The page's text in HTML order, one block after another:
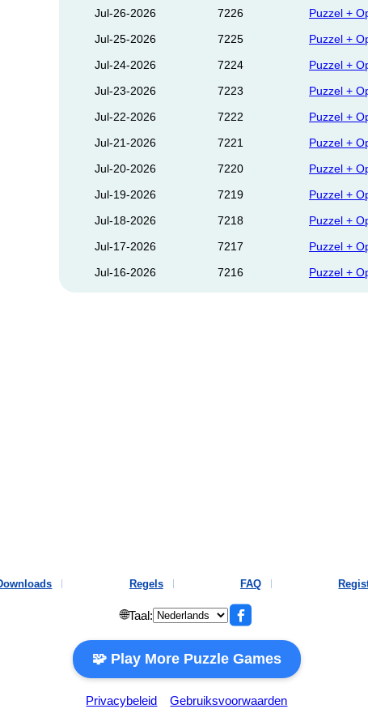
Jul-26-2026 7226
Puzzel +
Jul-25-2026
7225
Puzzel +
Jul-24-2026
7224
Puzzel +
Jul-23-2026
7223
Puzzel +
Jul-22-2026
7222
Puzzel +
Jul-21-2026
7221
Puzzel +
Jul-20-2026
7220
Puzzel +
Jul-19-2026
7219
Puzzel +
Jul-18-2026
7218
Puzzel +
Jul-17-2026
7217
Puzzel +
Jul-16-2026
7216 Puzzel +
Regels FAQ
🌐Taal:
🧩 Play More Puzzle Games
Privacybeleid Gebruiksvoorwaarden